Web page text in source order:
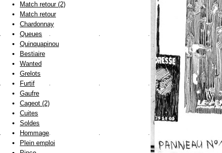
Match retour (2)
Match retour
Chardonnay
Queues
Quinquapinou
Bestiaire
Wanted
Grelots
Furtif
Gaufre
Cageot (2)
Cuites
Soldes
Hommage
Plein emploi